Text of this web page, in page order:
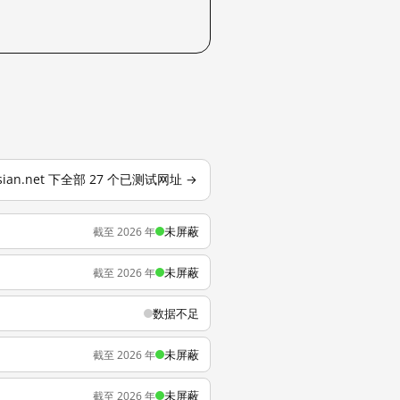
下全部 27 个已测试网址 →
截至 2026 年 未屏蔽
截至 2026 年 未屏蔽
数据不足
截至 2026 年 未屏蔽
截至 2026 年 未屏蔽